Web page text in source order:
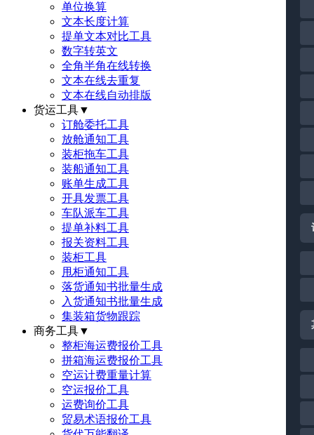
单位换算
文本长度计算
提单文本对比工具
数字转英文
全角半角在线转换
文本在线去重复
文本在线自动排版
货运工具▼
订舱委托工具
放舱通知工具
装柜拖车工具
装船通知工具
账单生成工具
开具发票工具
车队派车工具
提单补料工具
报关资料工具
装柜工具
甩柜通知工具
落货通知书批量生成
入货通知书批量生成
集装箱货物跟踪
商务工具▼
整柜海运费报价工具
拼箱海运费报价工具
空运计费重量计算
空运报价工具
运费询价工具
贸易术语报价工具